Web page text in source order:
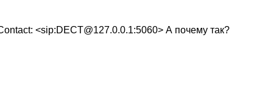
<sip:DECT@127.0.0.1:5060> А почему так?